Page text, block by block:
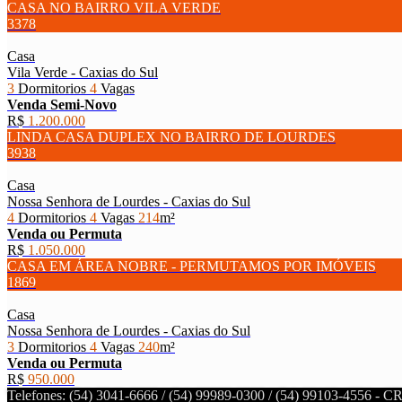
CASA NO BAIRRO VILA VERDE
3378
Casa
Vila Verde - Caxias do Sul
3 Dormitorios 4 Vagas
Venda Semi-Novo
R$ 1.200.000
LINDA CASA DUPLEX NO BAIRRO DE LOURDES
3938
Casa
Nossa Senhora de Lourdes - Caxias do Sul
4 Dormitorios 4 Vagas 214m²
Venda ou Permuta
R$ 1.050.000
CASA EM ÁREA NOBRE - PERMUTAMOS POR IMÓVEIS
1869
Casa
Nossa Senhora de Lourdes - Caxias do Sul
3 Dormitorios 4 Vagas 240m²
Venda ou Permuta
R$ 950.000
Telefones: (54) 3041-6666 / (54) 99989-0300 / (54) 99103-4556 -